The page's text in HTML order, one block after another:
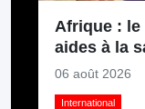
Afrique : le
aides à la
06 août 2026
International